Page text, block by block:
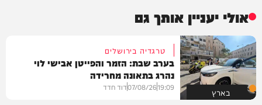
אולי יעניין אותך גם
בארץ
טרגדיה בירושלים
בערב שבת: הזמר והפייטן אבישי לוי
נהרג בתאונה מחרידה
19:09
07/08/26דוד חדד